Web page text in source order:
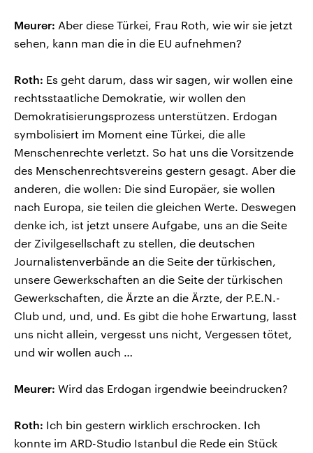
Meurer: Aber diese Türkei, Frau Roth, wie wir sie jetzt
sehen, kann man die in die EU aufnehmen?
Roth: Es geht darum, dass wir sagen, wir wollen eine
rechtsstaatliche Demokratie, wir wollen den
Demokratisierungsprozess unterstützen. Erdogan
symbolisiert im Moment eine Türkei, die alle
Menschenrechte verletzt. So hat uns die Vorsitzende
des Menschenrechtsvereins gestern gesagt. Aber die
anderen, die wollen: Die sind Europäer, sie wollen
nach Europa, sie teilen die gleichen Werte. Deswegen
denke ich, ist jetzt unsere Aufgabe, uns an die Seite
der Zivilgesellschaft zu stellen, die deutschen
Journalistenverbände an die Seite der türkischen,
unsere Gewerkschaften an die Seite der türkischen
Gewerkschaften, die Ärzte an die Ärzte, der P.E.N.-
Club und, und, und. Es gibt die hohe Erwartung, lasst
uns nicht allein, vergesst uns nicht, Vergessen tötet,
und wir wollen auch …
Meurer: Wird das Erdogan irgendwie beeindrucken?
Roth: Ich bin gestern wirklich erschrocken. Ich
konnte im ARD-Studio Istanbul die Rede ein Stück